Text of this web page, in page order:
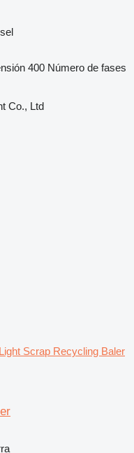
400 Número de fases
Co., Ltd
Scrap Recycling Baler